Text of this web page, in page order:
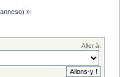
anneso) »
Aller à: